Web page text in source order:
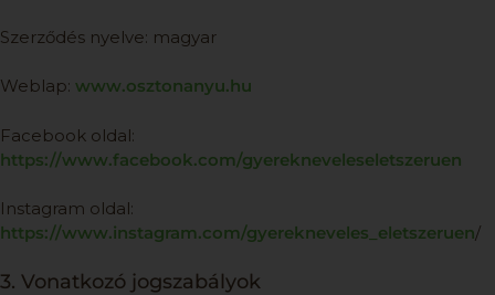
Szerződés nyelve: magyar
Weblap: www.osztonanyu.hu
Facebook oldal:
https://www.facebook.com/gyerekneveleseletszeruen
Instagram oldal:
https://www.instagram.com/gyerekneveles_eletszeruen/
3. Vonatkozó jogszabályok